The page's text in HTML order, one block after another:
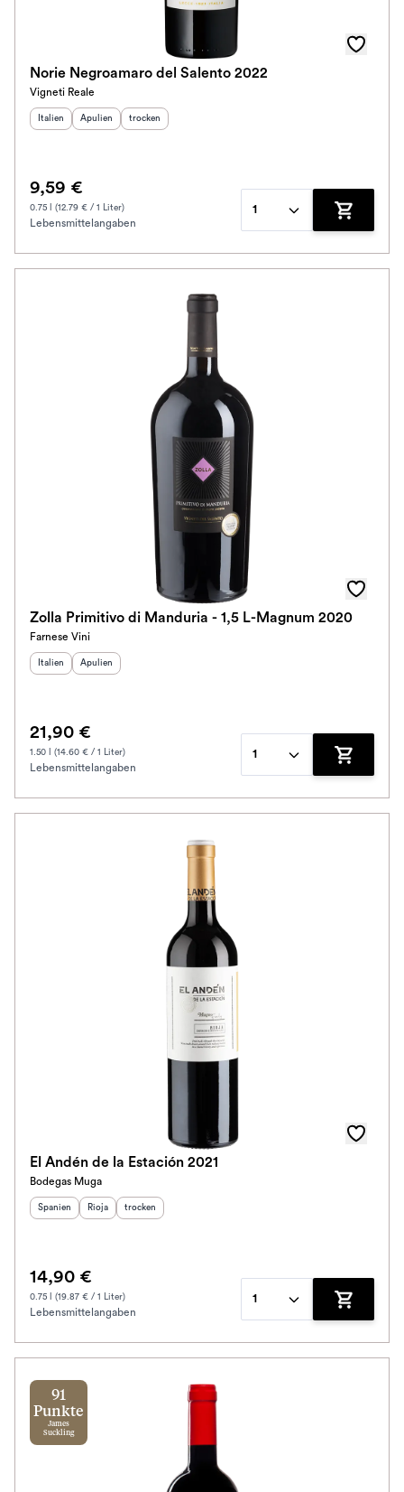
Norie Negroamaro del Salento 2022
Vigneti Reale
Herkunftsland:
Italien Herkunftsregion:
Apulien Geschmack
trocken
9,59 €
0.75 l (12.79 € / 1 Liter)
Lebensmittelangaben
1
Zum
Zolla Primitivo di Manduria - 1,5 L-Magnum 2020
Farnese Vini
Herkunftsland:
Italien Herkunftsregion
Apulien
21,90 €
1.50 l (14.60 € / 1 Liter)
Lebensmittelangaben
1
Zum
El Andén de la Estación 2021
Bodegas Muga
Herkunftsland:
Spanien Herkunftsregion:
Rioja Geschmack
trocken
14,90 €
0.75 l (19.87 € / 1 Liter)
Lebensmittelangaben
1
Zum
91
Punkte
James
Suckling